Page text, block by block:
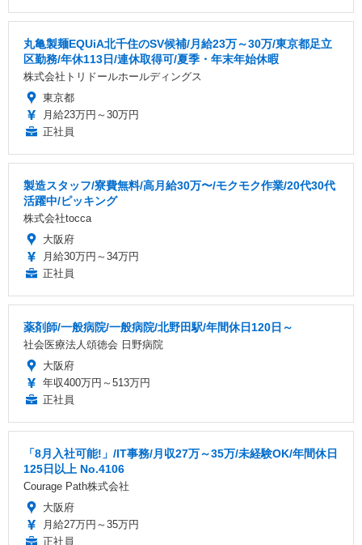
丸亀製麺EQUiA北千住のSV候補/月給23万～30万/東京都足立
区勤務/年休113日/連休取得可/夏季・年末年始休暇
株式会社トリドールホールディングス
東京都
月給23万円～30万円
正社員
製造スタッフ/寮費無料/高月給30万〜/モクモク作業/20代30代
活躍中/ピッキング
株式会社tocca
大阪府
月給30万円～34万円
正社員
薬剤師/一般病院/一般病院/北野田駅/年間休日120日～
社会医療法人頌徳会 日野病院
大阪府
年収400万円～513万円
正社員
「8月入社可能!」/IT事務/月収27万～35万/未経験OK/年間休日
125日以上 No.4106
Courage Path株式会社
大阪府
月給27万円～35万円
正社員